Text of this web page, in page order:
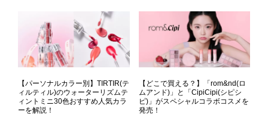
【パーソナルカラー別】TIRTIR(テ
ィルティル)のウォーターリズムテ
ィントミニ30色おすすめ人気カラ
ーを解説！
【どこで買える？】「rom&nd(ロ
ムアンド)」と「CipiCipi(シピシ
ピ)」がスペシャルコラボコスメを
発売！